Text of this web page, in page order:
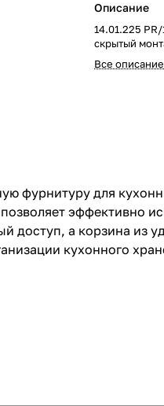
Описание
14.01.225 PR/
скрытый
Все описание
фурнитуру для
эффективно
а корзина из
кухонного